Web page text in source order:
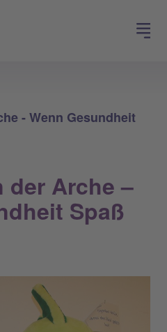
- Wenn Gesundheit
Arche –
Spaß